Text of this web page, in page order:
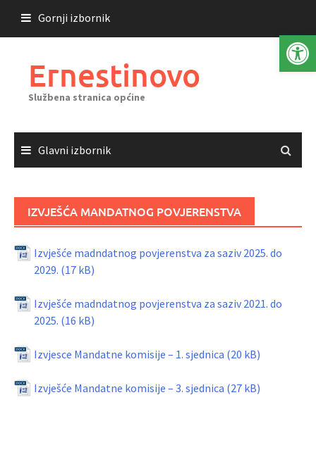
sadržaja
Gornji izbornik
Ernestinovo
Službena stranica općine
Glavni izbornik
IZVJEŠĆA MANDATNOG POVJERENSTVA
Izvješće madndatnog povjerenstva za saziv 2025. do
2029.
Izvješće madndatnog povjerenstva za saziv 2021. do
2025.
Izvjesce Mandatne komisije – 1. sjednica
Izvješće Mandatne komisije – 3. sjednica